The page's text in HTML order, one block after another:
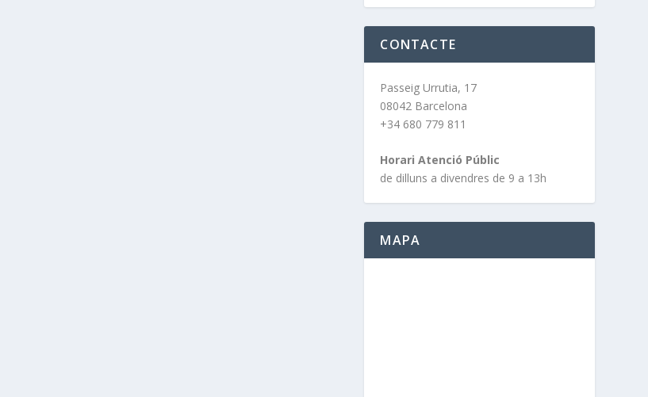
CONTACTE
Passeig Urrutia, 17
08042 Barcelona
+34 680 779 811
Horari Atenció Públic
de dilluns a divendres de 9 a 13h
MAPA